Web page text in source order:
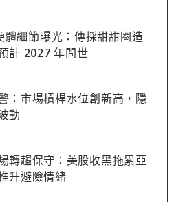
細節曝光：傳採甜甜圈造
計 2027 年問世
：市場槓桿水位創新高，隱
動
轉趨保守：美股收黑拖累亞
升避險情緒